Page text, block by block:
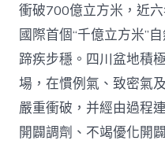
衝破700億立方米，近
國際首個“千億立方米”
蹄疾步穩。四川盆地積
場，在慣例氣、致密氣
嚴重衝破，并經由過程
開闢調劑、不竭優化開